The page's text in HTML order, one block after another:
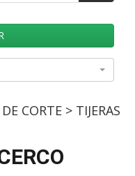
CORTE > TIJERAS